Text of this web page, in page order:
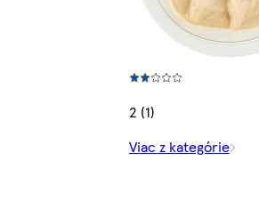
2 (1)
Viac z kategórie